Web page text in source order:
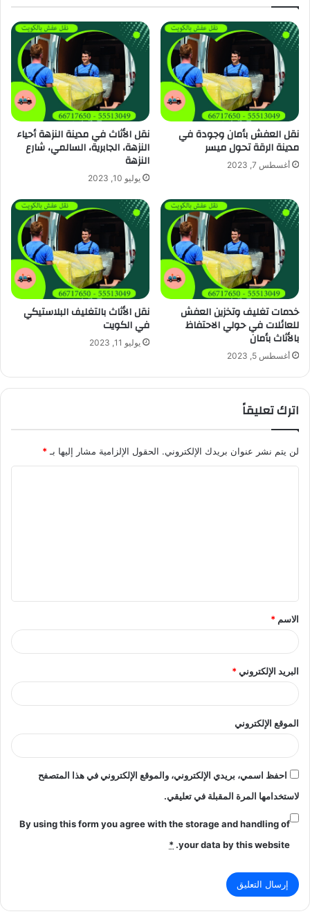
نقل العفش بأمان وجودة في
مدينة الرقة تحول ميسر
أغسطس 7, 2023
نقل الأثاث في مدينة النزهة أحياء
النزهة، الجابرية، السالمي، شارع
النزهة
يوليو 10, 2023
خدمات تغليف وتخزين العفش
للعائلات في حولي الاحتفاظ
بالأثاث بأمان
أغسطس 5, 2023
نقل الأثاث بالتغليف البلاستيكي
في الكويت
يوليو 11, 2023
اترك تعليقاً
لن يتم نشر عنوان بريدك الإلكتروني. الحقول الإلزامية مشار إليها بـ *
ق
*
الاسم *
البريد الإلكتروني*
الموقع الإلكتروني
احفظ اسمي، بريدي الإلكتروني، والموقع الإلكتروني في هذا المتصفح
لاستخدامها المرة المقبلة في تعليقي.
By using this form you agree with the storage and handling of
your data by this website.
*